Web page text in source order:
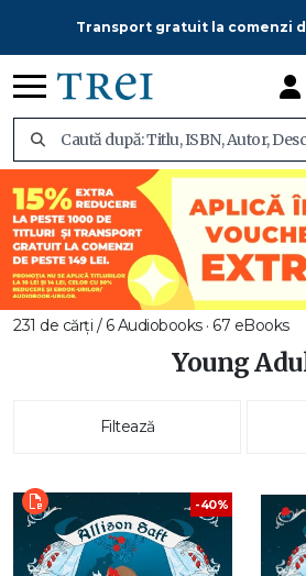
Transport gratuit la comenzi
231 de cărți / 6 Audiobooks · 67 eBooks
Young
Filtează
-40%